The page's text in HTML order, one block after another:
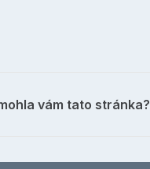
vám tato stránka?